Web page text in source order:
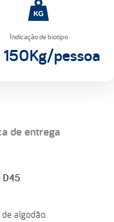
Indicação de biotipo
pessoa
de entrega
D45
algodão.